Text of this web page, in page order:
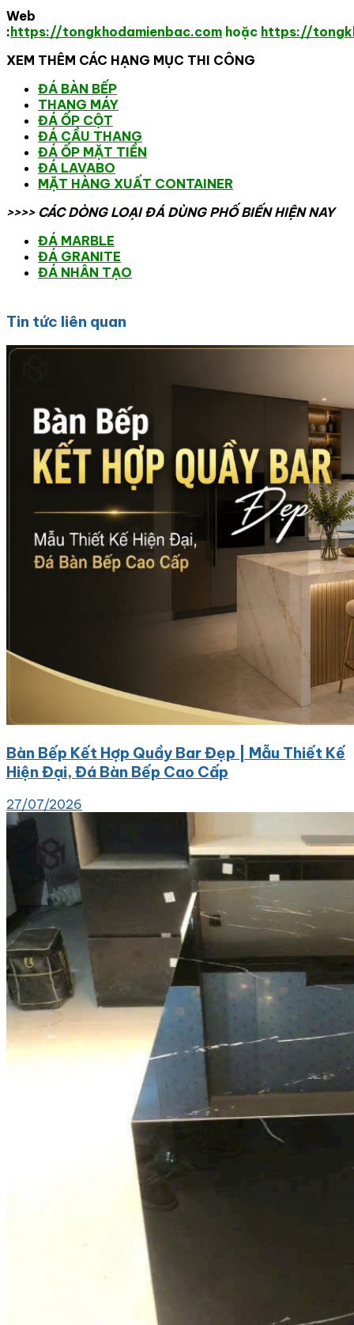
Web
:https://tongkhodamienbac.com hoặc https://
XEM THÊM CÁC HẠNG MỤC THI CÔNG
ĐÁ BÀN BẾP
THANG MÁY
ĐÁ ỐP CỘT
ĐÁ CẦU THANG
ĐÁ ỐP MẶT TIỀN
ĐÁ LAVABO
MẶT HÀNG XUẤT CONTAINER
>>>> CÁC DÒNG LOẠI ĐÁ DÙNG PHỐ BIẾN HIỆN NAY
ĐÁ MARBLE
ĐÁ GRANITE
ĐÁ NHÂN TẠO
Tin tức liên quan
Bàn Bếp Kết Hợp Quầy Bar Đẹp | Mẫu Thiết Kế
Hiện Đại, Đá Bàn Bếp Cao Cấp
27/07/2026